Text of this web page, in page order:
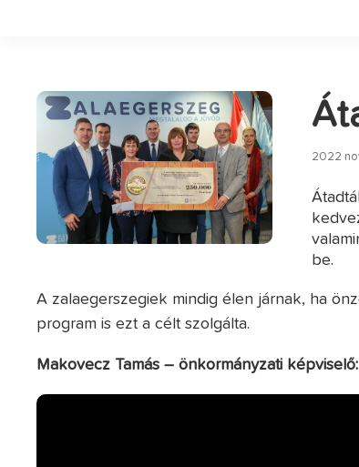
2022
be.
A zalaegerszegiek mindig élen járnak, ha
program is ezt a célt szolgálta.
Makovecz Tamás– önkormányzati képviselő: